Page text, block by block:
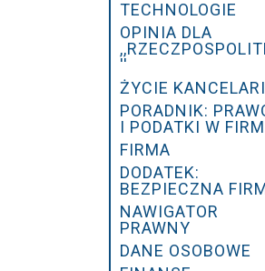
TECHNOLOGIE
OPINIA DLA
''
ŻYCIE
PORADNIK:
I PODATKI W
FIRMA
DODATEK:
BEZPIECZNA
NAWIGATOR
PRAWNY
DANE OSOBOWE